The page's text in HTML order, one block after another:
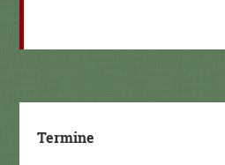
Termine